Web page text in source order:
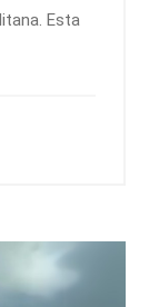
Esta